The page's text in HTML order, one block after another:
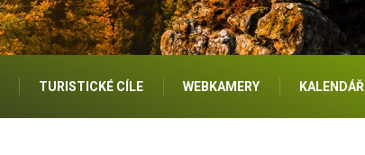
TURISTICKÉ CÍLE WEBKAMERY KALENDÁŘ